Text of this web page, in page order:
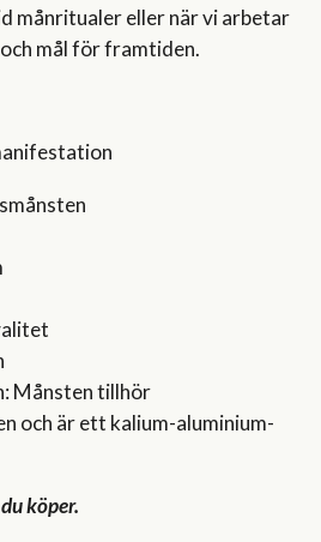
månritualer eller när vi arbetar
mål för framtiden.
Månsten tillhör
och är ett kalium-aluminium-
köper.